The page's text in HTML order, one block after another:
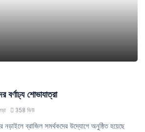
বর্ণাঢ্য শোভাযাত্রা
358 ভিউ
নড়াইলে ব্রাজিল সমর্থকদের উদ্যোগে অনুষ্ঠিত হয়েছে